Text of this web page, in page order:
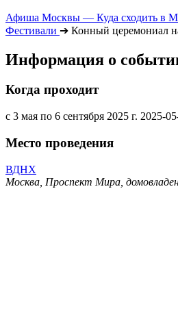
Афиша Москвы — Куда сходить в
Фестивали ➔ Конный церемониал
Информация о
Когда проходит
с 3 мая по 6 сентября 2025 г. 2025-
Место проведения
ВДНХ
Москва, Проспект Мира,